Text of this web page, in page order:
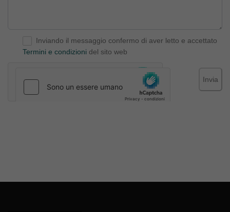
Inviando il messaggio confermo di aver letto e accettato
Termini e condizioni del sito web
Invia